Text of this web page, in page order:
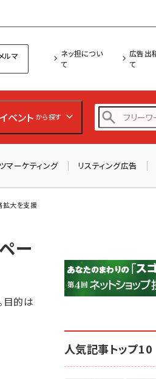
ルマ
ネッ担につい
て
広告出
て
ベント から探す
ア
マーケティング リスティング広告
拡大を支援
ー
目的は
人気記事トップ10
リアルECセ
】